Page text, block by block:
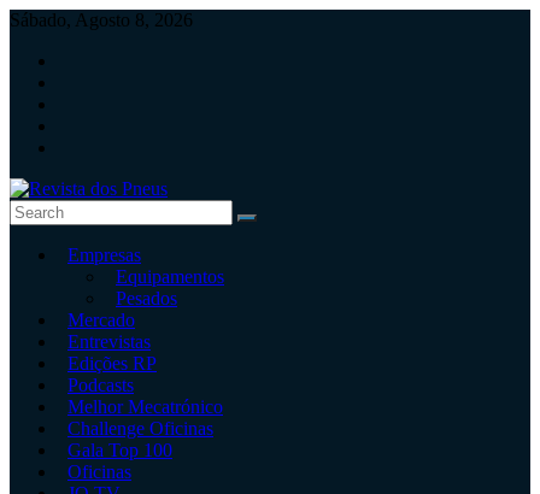
Skip
content
Sábado, Agosto 8, 2026
Revista
dos
independente
serviços
Empresas
Equipamentos
Pesados
Mercado
Entrevistas
Edições RP
Podcasts
Melhor Mecatrónico
Challenge Oficinas
Gala Top 100
Oficinas